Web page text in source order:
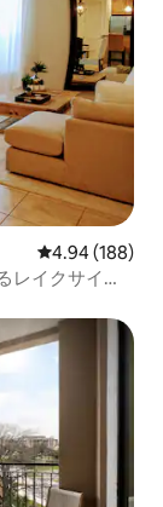
レビュー188
4.94 (188)
レイクサイド